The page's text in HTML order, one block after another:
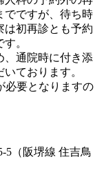
でですが、待ち時
は初再診とも予約
。
、通院時に付き添
ております。
必要となりますの
5 （阪堺線 住吉鳥